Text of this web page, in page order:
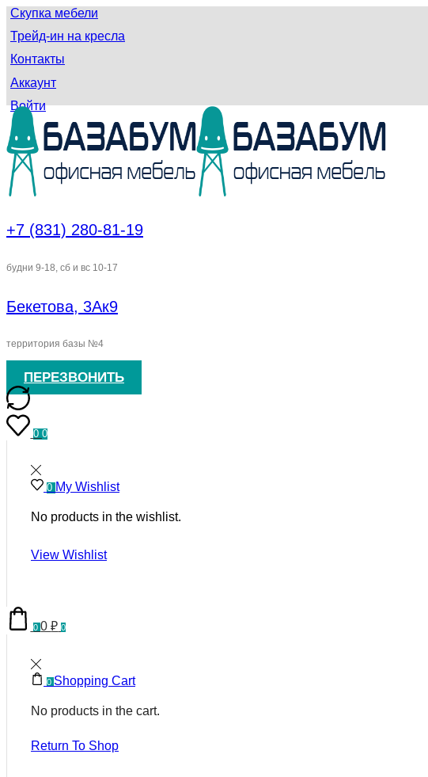
Скупка мебели
Трейд-ин на кресла
Контакты
Аккаунт
Войти
+7 (831) 280-81-19
будни 9-18, сб и вс 10-17
Бекетова, 3Ак9
территория базы №4
ПЕРЕЗВОНИТЬ
00
0 My Wishlist
No products in the wishlist.
View Wishlist
00₽ 0
0 Shopping Cart
No products in the cart.
Return To Shop